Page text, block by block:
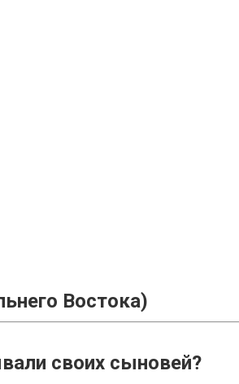
Востока)
своих сыновей?